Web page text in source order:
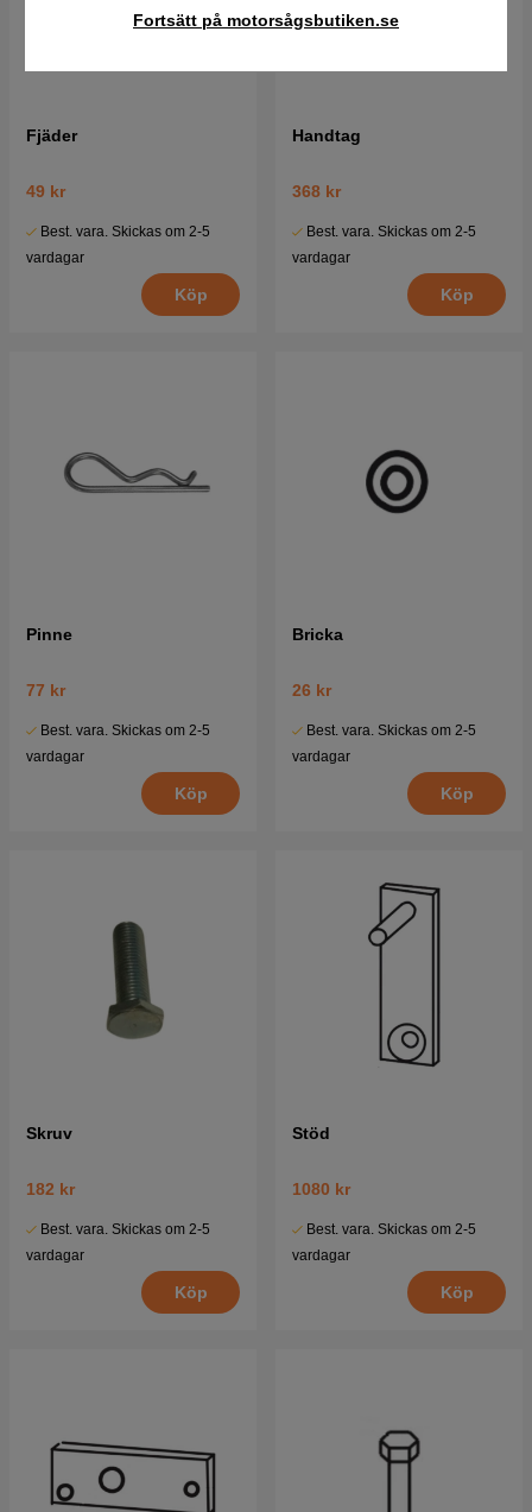
Fortsätt på motorsågsbutiken.se
Fjäder
49 kr
Best. vara. Skickas om 2-5
vardagar
Köp
Handtag
368 kr
Best. vara. Skickas om 2-5
vardagar
Köp
Pinne
77 kr
Best. vara. Skickas om 2-5
vardagar
Köp
Bricka
26 kr
Best. vara. Skickas om 2-5
vardagar
Köp
Skruv
182 kr
Best. vara. Skickas om 2-5
vardagar
Köp
Stöd
1080 kr
Best. vara. Skickas om 2-5
vardagar
Köp